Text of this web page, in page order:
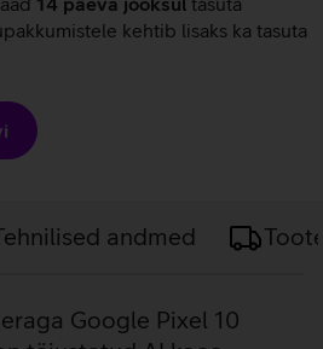
kehtib lisaks ka tasuta
andmed
Google Pixel 10